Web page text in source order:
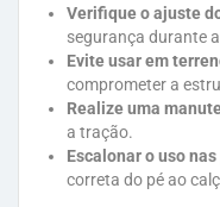
Verifique o ajuste
segurança durante
Evite usar em
comprometer a
Realize uma
a tração.
Escalonar o uso
correta do pé ao